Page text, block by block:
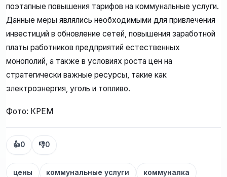
поэтапные повышения тарифов на коммунальные услуги.
Данные меры являлись необходимыми для привлечения
инвестиций в обновление сетей, повышения заработной
платы работников предприятий естественных
монополий, а также в условиях роста цен на
стратегически важные ресурсы, такие как
электроэнергия, уголь и топливо.
Фото: КРЕМ
👍0 👎0
цены коммунальные услуги коммуналка